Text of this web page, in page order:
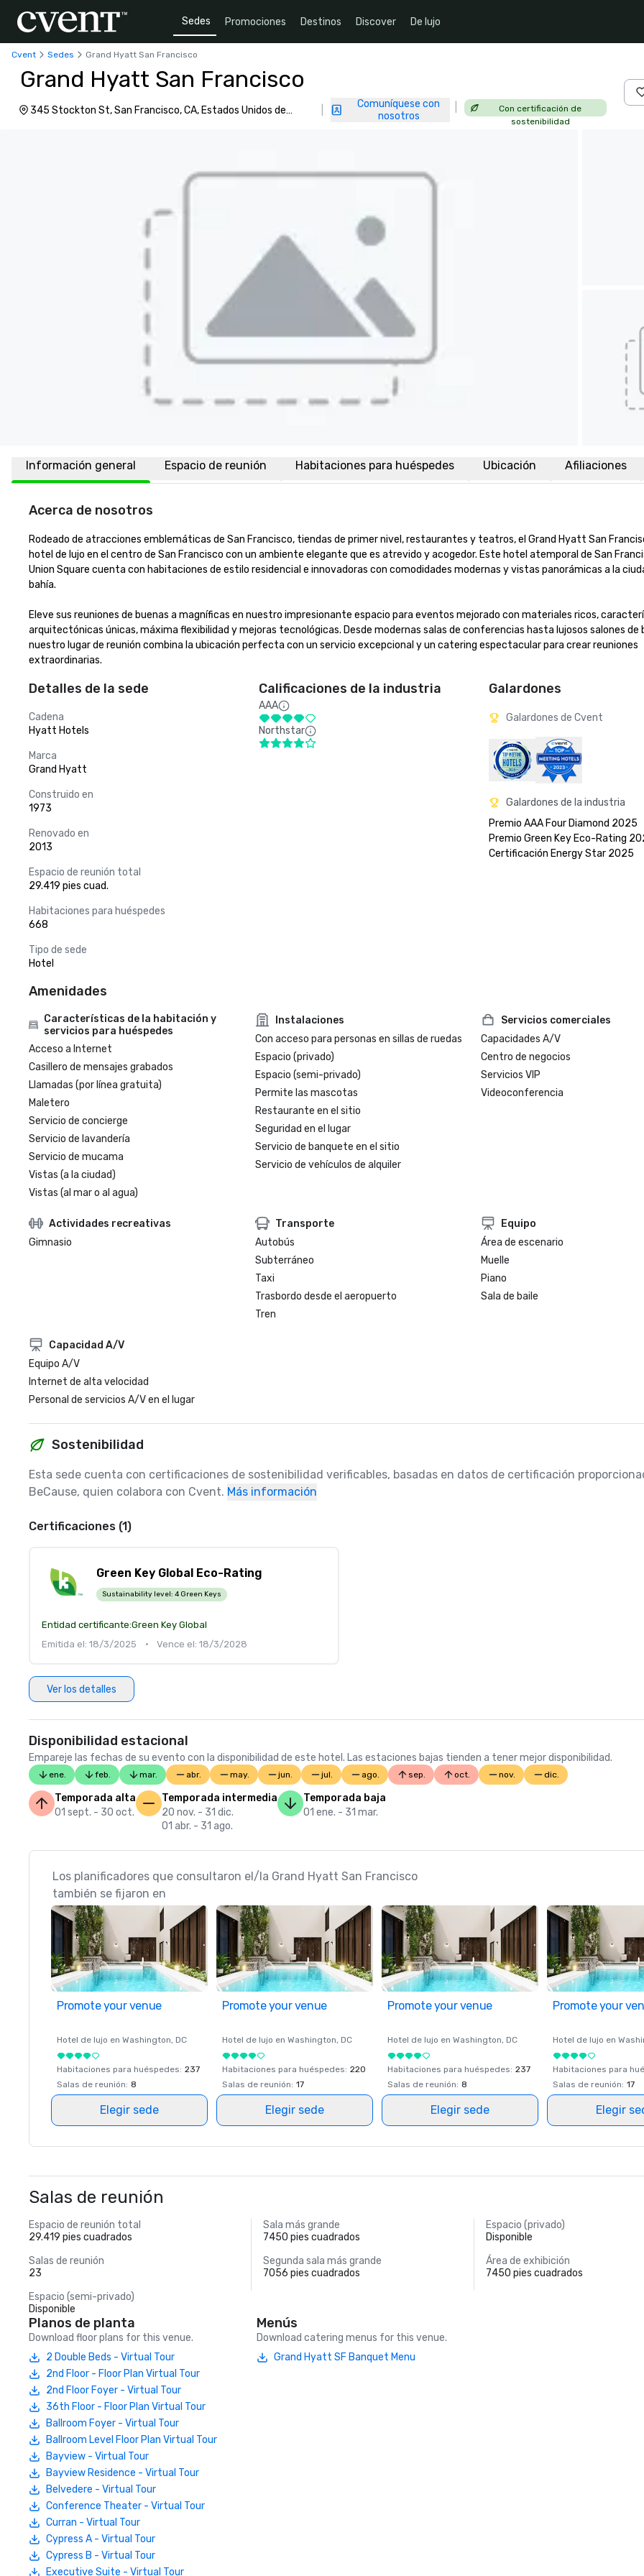
Sedes Promociones Destinos Discover De lujo
Cvent Sedes Grand Hyatt San Francisco
Grand Hyatt San Francisco
345 Stockton St, San Francisco, CA, Estados Unidos de
Comuníquese con
nosotros
Con certificación de
sostenibilidad
Información general Espacio de reunión Habitaciones para huéspedes Ubicación Afiliaciones
Acerca de nosotros
Rodeado de atracciones emblemáticas de San Francisco, tiendas de primer nivel, restaurantes y teatros, el Grand Hyatt San
hotel de lujo en el centro de San Francisco con un ambiente elegante que es atrevido y acogedor. Este hotel atemporal de San
Union Square cuenta con habitaciones de estilo residencial e innovadoras con comodidades modernas y vistas panorámicas a la
bahía.
Eleve sus reuniones de buenas a magníficas en nuestro impresionante espacio para eventos mejorado con materiales ricos,
arquitectónicas únicas, máxima flexibilidad y mejoras tecnológicas. Desde modernas salas de conferencias hasta lujosos salones de
nuestro lugar de reunión combina la ubicación perfecta con un servicio excepcional y un catering espectacular para crear reuniones
extraordinarias.
Detalles de la sede
Cadena
Hyatt Hotels
Marca
Grand Hyatt
Construido en
1973
Renovado en
2013
Espacio de reunión total
29.419 pies cuad.
Habitaciones para huéspedes
668
Tipo de sede
Hotel
Calificaciones de la industria
AAA
Northstar
Galardones
Galardones de Cvent
Galardones de la industria
Premio AAA Four Diamond 2025
Premio Green Key Eco-Rating
Amenidades
Características de la habitación y
servicios para huéspedes
Acceso a Internet
Casillero de mensajes grabados
Llamadas (por línea gratuita)
Maletero
Servicio de concierge
Servicio de lavandería
Servicio de mucama
Vistas (a la ciudad)
Vistas (al mar o al agua)
Instalaciones
Con acceso para personas en sillas de ruedas
Espacio (privado)
Espacio (semi-privado)
Permite las mascotas
Restaurante en el sitio
Seguridad en el lugar
Servicio de banquete en el sitio
Servicio de vehículos de alquiler
Servicios comerciales
Capacidades A/V
Centro de negocios
Servicios VIP
Videoconferencia
Actividades recreativas
Gimnasio
Transporte
Autobús
Subterráneo
Taxi
Trasbordo desde el aeropuerto
Tren
Equipo
Área de escenario
Muelle
Piano
Sala de baile
Capacidad A/V
Equipo A/V
Internet de alta velocidad
Personal de servicios A/V en el lugar
Sostenibilidad
Esta sede cuenta con certificaciones de sostenibilidad verificables, basadas en datos de certificación
BeCause, quien colabora con Cvent. Más información
Certificaciones (1)
Green Key Global Eco-Rating
Sustainability level: 4 Green Keys
Entidad certificante:Green Key Global
Emitida el: 18/3/2025
• Vence el: 18/3/2028
Ver los detalles
Disponibilidad estacional
Empareje las fechas de su evento con la disponibilidad de este hotel. Las estaciones bajas tienden a tener mejor disponibilidad.
ene. feb. mar. abr. may. jun. jul. ago. sep. oct. nov. dic.
Temporada alta
01 sept. - 30 oct.
Temporada intermedia
20 nov. - 31 dic.
01 abr. - 31 ago.
Temporada baja
01 ene. - 31 mar.
Los planificadores que consultaron el/la Grand Hyatt San Francisco
también se fijaron en
Promote your venue
Hotel de lujo en Washington, DC
Habitaciones para huéspedes: 237
Salas de reunión: 8
Elegir sede
Promote your venue
Hotel de lujo en Washington, DC
Habitaciones para huéspedes: 220
Salas de reunión: 17
Elegir sede
Promote your venue
Hotel de lujo en Washington, DC
Habitaciones para huéspedes: 237
Salas de reunión: 8
Elegir sede
Promote your
Hotel de lujo en
Habitaciones para
Salas de reunión: 17
Elegir
Salas de reunión
Espacio de reunión total
29.419 pies cuadrados
Sala más grande
7450 pies cuadrados
Espacio (privado)
Disponible
Salas de reunión
23
Segunda sala más grande
7056 pies cuadrados
Área de exhibición
7450 pies cuadrados
Espacio (semi-privado)
Disponible
Planos de planta
Download floor plans for this venue.
2 Double Beds - Virtual Tour
2nd Floor - Floor Plan Virtual Tour
2nd Floor Foyer - Virtual Tour
36th Floor - Floor Plan Virtual Tour
Ballroom Foyer - Virtual Tour
Ballroom Level Floor Plan Virtual Tour
Bayview - Virtual Tour
Bayview Residence - Virtual Tour
Belvedere - Virtual Tour
Conference Theater - Virtual Tour
Curran - Virtual Tour
Cypress A - Virtual Tour
Cypress B - Virtual Tour
Executive Suite - Virtual Tour
Menús
Download catering menus for this venue.
Grand Hyatt SF Banquet Menu